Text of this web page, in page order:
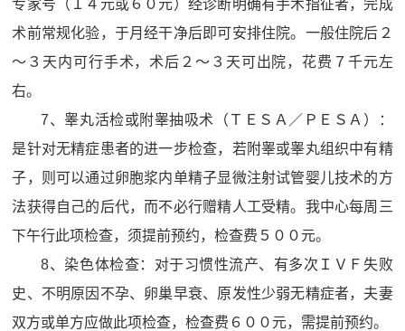
专家号（１４元或６０元）经诊断明确有手术指征者，完成
术前常规化验，于月经干净后即可安排住院。一般住院后２
～３天内可行手术，术后２～３天可出院，花费７千元左
右。
7、睾丸活检或附睾抽吸术（ＴＥＳＡ／ＰＥＳＡ）：
是针对无精症患者的进一步检查，若附睾或睾丸组织中有精
子，则可以通过卵胞浆内单精子显微注射试管婴儿技术的方
法获得自己的后代，而不必行赠精人工受精。我中心每周三
下午行此项检查，须提前预约，检查费５００元。
8、染色体检查：对于习惯性流产、有多次ＩＶＦ失败
史、不明原因不孕、卵巢早衰、原发性少弱无精症者，夫妻
双方或单方应做此项检查，检查费６００元，需提前预约。